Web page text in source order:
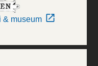
& museum